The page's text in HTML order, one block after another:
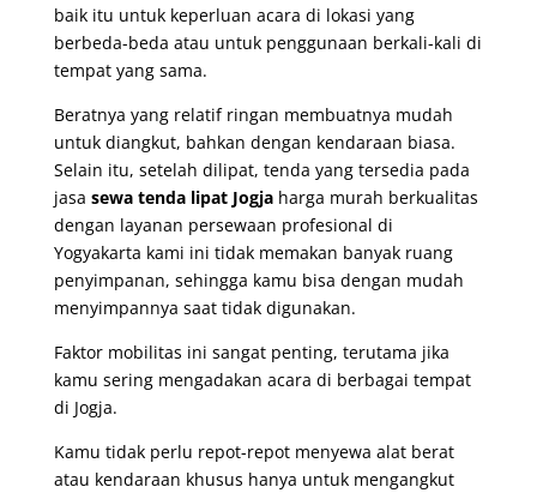
baik itu untuk keperluan acara di lokasi yang
berbeda-beda atau untuk penggunaan berkali-kali di
tempat yang sama.
Beratnya yang relatif ringan membuatnya mudah
untuk diangkut, bahkan dengan kendaraan biasa.
Selain itu, setelah dilipat, tenda yang tersedia pada
jasa sewa tenda lipat Jogjaharga murah berkualitas
dengan layanan persewaan profesional di
Yogyakarta kami ini tidak memakan banyak ruang
penyimpanan, sehingga kamu bisa dengan mudah
menyimpannya saat tidak digunakan.
Faktor mobilitas ini sangat penting, terutama jika
kamu sering mengadakan acara di berbagai tempat
di Jogja.
Kamu tidak perlu repot-repot menyewa alat berat
atau kendaraan khusus hanya untuk mengangkut